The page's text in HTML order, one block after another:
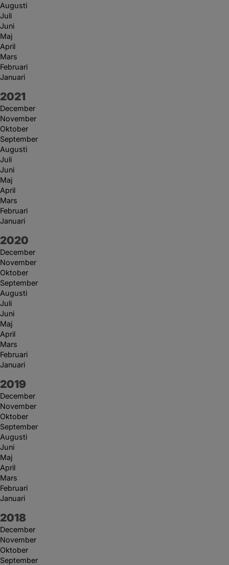
Augusti
Juli
Juni
Maj
April
Mars
Februari
Januari
År:
2021
December
November
Oktober
September
Augusti
Juli
Juni
Maj
April
Mars
Februari
Januari
År:
2020
December
November
Oktober
September
Augusti
Juli
Juni
Maj
April
Mars
Februari
Januari
År:
2019
December
November
Oktober
September
Augusti
Juni
Maj
April
Mars
Februari
Januari
År:
2018
December
November
Oktober
September